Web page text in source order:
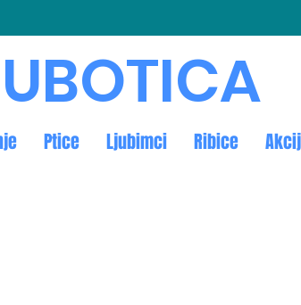
Ptice Ljubimci Ribice